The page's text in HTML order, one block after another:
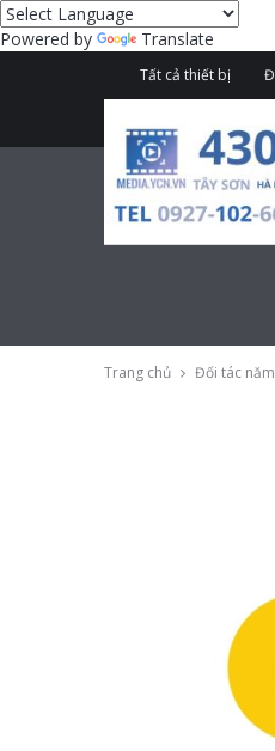
Powered by Translate
Tất cả thiết bị
Trang chủ Đối tác